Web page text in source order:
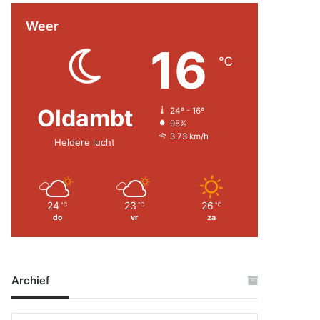
Weer
Oldambt
Heldere lucht
16 ℃
24º - 16º
95%
3.73 km/h
24 ℃
do
23 ℃
vr
26 ℃
za
Archief